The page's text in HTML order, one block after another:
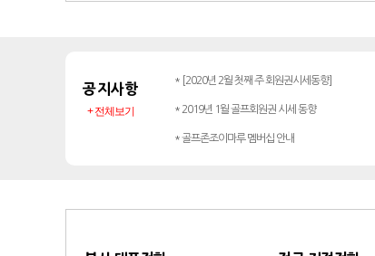
공지사항
* [2020년 2월 첫째 주 회원권시세동향]
* 2019년 1월 골프회원권 시세 동향
* 골프존조이마루 멤버십 안내
+ 전체보기